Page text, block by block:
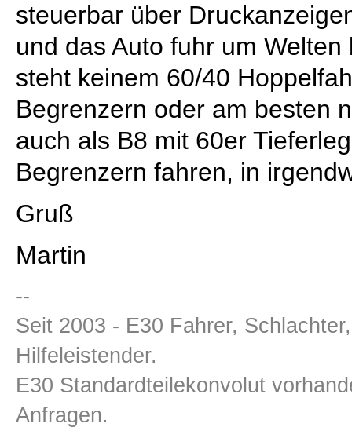
steuerbar über
und das Auto fuhr um
steht keinem 60/40
Begrenzern oder am besten
auch als B8 mit 60er
Begrenzern fahren, in
Gruß
Martin
--
Seit 2003 - E30 Fahrer,
Hilfeleistender.
E30 Standardteilekonvolut
Anfragen.